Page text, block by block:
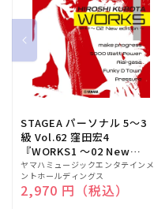
STAGEA パーソナル 5～3
級 Vol.62 窪田宏4
『WORKS1 ～02 New
edition～』
販
売
元:
ヤマハミュージックエンタテインメ
ントホールディングス
通常価格
2,970 円（税込）